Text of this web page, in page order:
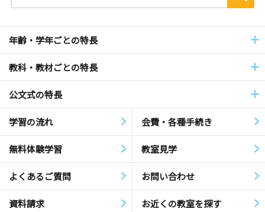
年齢・学年ごとの特長
教科・教材ごとの特長
公文式の特長
学習の流れ 会費・各種手続き
無料体験学習 教室見学
よくあるご質問 お問い合わせ
資料請求 お近くの教室を探す